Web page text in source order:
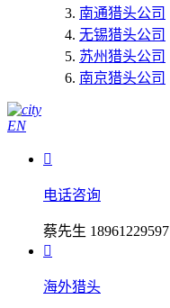
南通猎头公司
无锡猎头公司
苏州猎头公司
南京猎头公司
EN

电话咨询
蔡先生 18961229597

海外猎头